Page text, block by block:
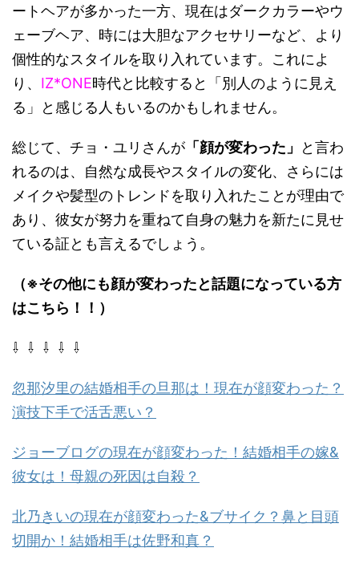
ートヘアが多かった一方、現在はダークカラーやウ
ェーブヘア、時には大胆なアクセサリーなど、より
個性的なスタイルを取り入れています。これによ
り、 IZ*ONE時代と比較すると「別人のように見え
る」と感じる人もいるのかもしれません。
総じて、チョ・ユリさんが 「顔が変わった」
と言わ
れるのは、自然な成長やスタイルの変化、さらには
メイクや髪型のトレンドを取り入れたことが理由で
あり、彼女が努力を重ねて自身の魅力を新たに見せ
ている証とも言えるでしょう。
（※その他にも顔が変わったと話題になっている方
はこちら！！）
⇩ ⇩ ⇩ ⇩ ⇩
忽那汐里の結婚相手の旦那は！現在が顔変わった？
演技下手で活舌悪い？
ジョーブログの現在が顔変わった！結婚相手の嫁&
彼女は！母親の死因は自殺？
北乃きいの現在が顔変わった&ブサイク？鼻と目頭
切開か！結婚相手は佐野和真？